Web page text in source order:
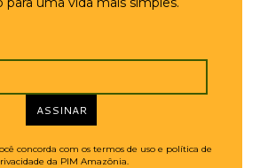
ASSINAR
concorda com os termos de uso e política de
da PIM Amazônia.